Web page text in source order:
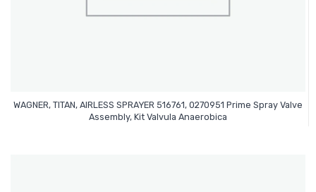
WAGNER, TITAN, AIRLESS SPRAYER 516761, 0270951 Prime Spray Valve
Assembly, Kit Valvula Anaerobica
Leer Más